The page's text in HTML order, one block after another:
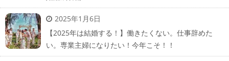
2025年1月6日
【2025年は結婚する！】働きたくない。仕事辞めた
い。専業主婦になりたい！今年こそ！！